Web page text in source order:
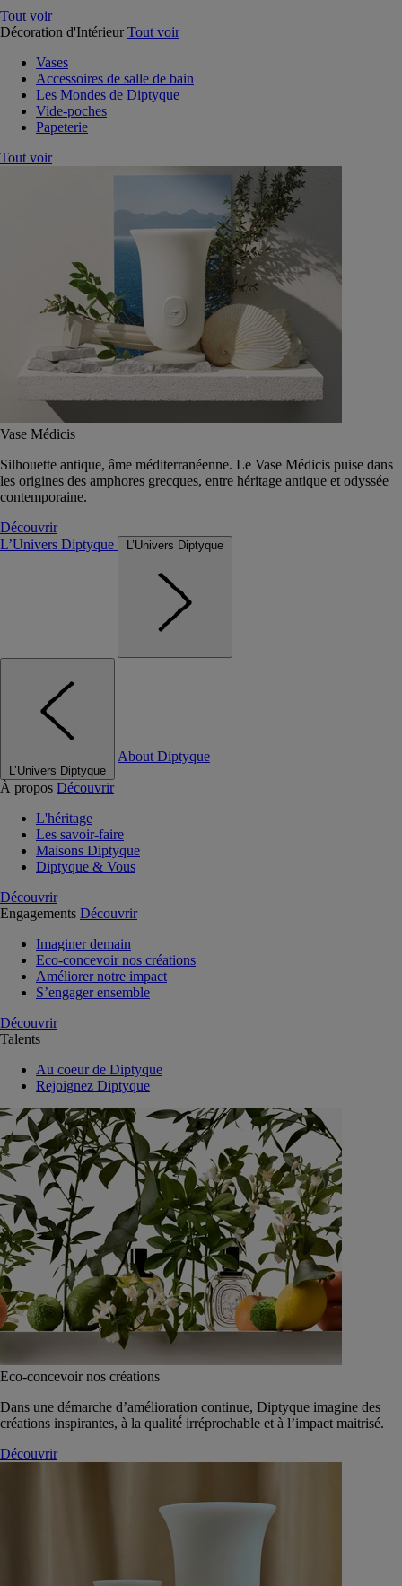
Tout voir
Décoration d'Intérieur Tout voir
Vases
Accessoires de salle de bain
Les Mondes de Diptyque
Vide-poches
Papeterie
Tout voir
Vase Médicis
Silhouette antique, âme méditerranéenne. Le Vase Médicis puise dans
les origines des amphores grecques, entre héritage antique et odyssée
contemporaine.
Découvrir
L’Univers Diptyque
L’Univers Diptyque
L’Univers Diptyque
About Diptyque
À propos Découvrir
L'héritage
Les savoir-faire
Maisons Diptyque
Diptyque & Vous
Découvrir
Engagements Découvrir
Imaginer demain
Eco-concevoir nos créations
Améliorer notre impact
S’engager ensemble
Découvrir
Talents
Au coeur de Diptyque
Rejoignez Diptyque
Eco-concevoir nos créations
Dans une démarche d’amélioration continue, Diptyque imagine des
créations inspirantes, à la qualité́ irréprochable et à l’impact maitrisé.
Découvrir